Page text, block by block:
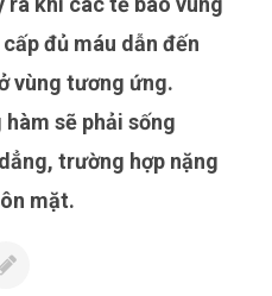
đủ máu dẫn đến
vùng tương ứng.
sẽ phải sống
trường hợp nặng
mặt.